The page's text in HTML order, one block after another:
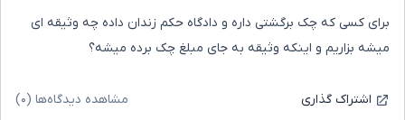
برای کسی که چک برگشتی داره و دادگاه حکم زندان داده چه وثیقه ای
میشه بزاریم و اینکه وثیقه به جای مبلغ چک برده میشه؟
اشتراک گذاری مشاهده دیدگاه‌ها (۰)